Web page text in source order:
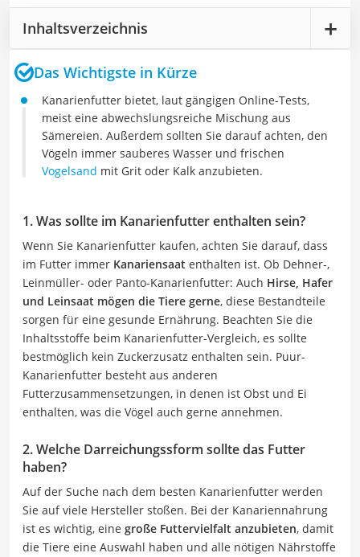
Inhaltsverzeichnis
Das Wichtigste in Kürze
Kanarienfutter bietet, laut gängigen Online-Tests,
meist eine abwechslungsreiche Mischung aus
Sämereien. Außerdem sollten Sie darauf achten, den
Vögeln immer sauberes Wasser und frischen
Vogelsand mit Grit oder Kalk anzubieten.
1. Was sollte im Kanarienfutter enthalten sein?
Wenn Sie Kanarienfutter kaufen, achten Sie darauf, dass
im Futter immer Kanariensaat enthalten ist. Ob Dehner-,
Leinmüller- oder Panto-Kanarienfutter: Auch Hirse, Hafer
und Leinsaat mögen die Tiere gerne, diese Bestandteile
sorgen für eine gesunde Ernährung. Beachten Sie die
Inhaltsstoffe beim Kanarienfutter-Vergleich, es sollte
bestmöglich kein Zuckerzusatz enthalten sein. Puur-
Kanarienfutter besteht aus anderen
Futterzusammensetzungen, in denen ist Obst und Ei
enthalten, was die Vögel auch gerne annehmen.
2. Welche Darreichungssform sollte das Futter
haben?
Auf der Suche nach dem besten Kanarienfutter werden
Sie auf viele Hersteller stoßen. Bei der Kanariennahrung
ist es wichtig, eine große Futtervielfalt anzubieten, damit
die Tiere eine Auswahl haben und alle nötigen Nährstoffe